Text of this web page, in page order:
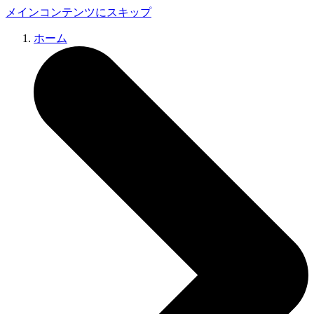
メインコンテンツにスキップ
ホーム